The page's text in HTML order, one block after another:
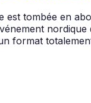
est tombée en
format